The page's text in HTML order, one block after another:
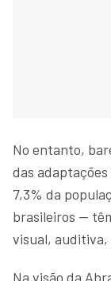
No entanto,
das
7,3% da
brasileiros —
visual,
Na visão da